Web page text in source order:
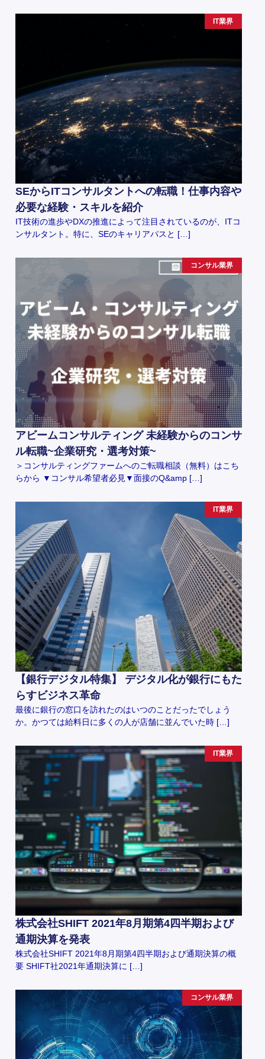
IT業界
SEからITコンサルタントへの転職！仕事内容や
必要な経験・スキルを紹介
IT技術の進歩やDXの推進によって注目されているのが、ITコ
ンサルタント。特に、SEのキャリアパスと […]
コンサル業界
アビームコンサルティング 未経験からのコンサ
ル転職~企業研究・選考対策~
＞コンサルティングファームへのご転職相談（無料）はこち
らから ▼コンサル希望者必見▼面接のQ&amp […]
IT業界
【銀行デジタル特集】 デジタル化が銀行にもた
らすビジネス革命
最後に銀行の窓口を訪れたのはいつのことだったでしょう
か。かつては給料日に多くの人が店舗に並んでいた時 […]
IT業界
株式会社SHIFT 2021年8月期第4四半期および
通期決算を発表
株式会社SHIFT 2021年8月期第4四半期および通期決算の概
要 SHIFT社2021年通期決算に […]
コンサル業界